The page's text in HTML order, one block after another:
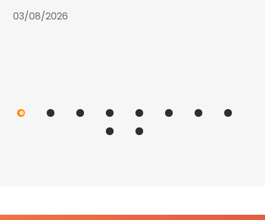
03/08/2026